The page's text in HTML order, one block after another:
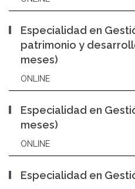
Especialidad en
patrimonio y
meses)
ONLINE
Especialidad en
meses)
ONLINE
Especialidad en